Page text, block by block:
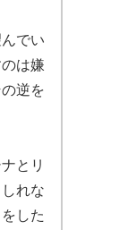
でい
は嫌
逆を
とリ
れな
した